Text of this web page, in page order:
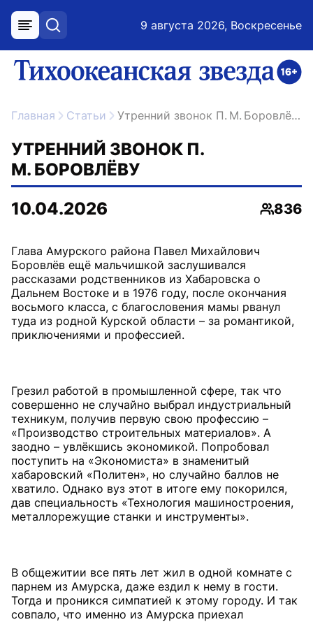
меню поиск 9 августа 2026, Воскресенье
ссылка на главную
Главная Статьи Утренний звонок П. М. Боровлёву
УТРЕННИЙ ЗВОНОК П.
М. БОРОВЛЁВУ
10.04.2026
836
Глава Амурского района Павел Михайлович
Боровлёв ещё мальчишкой заслушивался
рассказами родственников из Хабаровска о
Дальнем Востоке и в 1976 году, после окончания
восьмого класса, с благословения мамы рванул
туда из родной Курской области – за романтикой,
приключениями и профессией.
Грезил работой в промышленной сфере, так что
совершенно не случайно выбрал индустриальный
техникум, получив первую свою профессию –
«Производство строительных материалов». А
заодно – увлёкшись экономикой. Попробовал
поступить на «Экономиста» в знаменитый
хабаровский «Политен», но случайно баллов не
хватило. Однако вуз этот в итоге ему покорился,
дав специальность «Технология машиностроения,
металлорежущие станки и инструменты».
В общежитии все пять лет жил в одной комнате с
парнем из Амурска, даже ездил к нему в гости.
Тогда и проникся симпатией к этому городу. И так
совпало, что именно из Амурска приехал